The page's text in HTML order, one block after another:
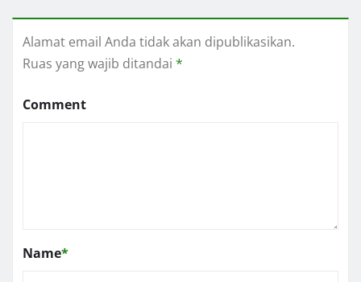
Alamat email Anda tidak akan dipublikasikan.
Ruas yang wajib ditandai *
Comment
Name*